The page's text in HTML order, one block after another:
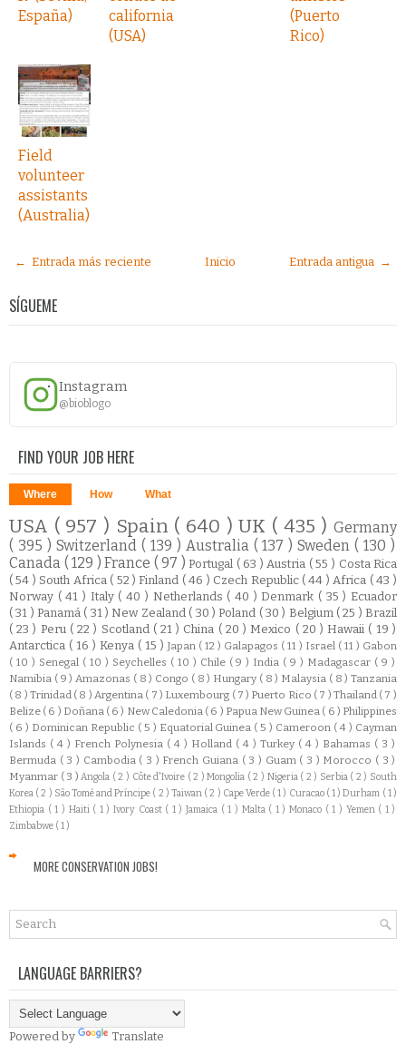
España)
california
(USA)
(Puerto
Rico)
Field
volunteer
assistants
(Australia)
← Entrada más reciente Entrada antigua →
Inicio
SÍGUEME
Instagram
@bioblogo
FIND YOUR JOB HERE
Where How What
USA ( 957 ) Spain ( 640 )UK ( 435 )Germany
( 395 ) Switzerland ( 139 ) Australia ( 137 )Sweden( 130 )
Canada ( 129 )France ( 97 )Portugal ( 63 ) Austria ( 55 ) Costa Rica
( 54 ) South Africa ( 52 )Finland ( 46 ) Czech Republic ( 44 ) Africa ( 43 )
Norway ( 41 ) Italy ( 40 ) Netherlands ( 40 )Denmark ( 35 ) Ecuador
( 31 )Panamá ( 31 ) New Zealand ( 30 )Poland ( 30 ) Belgium ( 25 )Brazil
( 23 ) Peru ( 22 ) Scotland ( 21 ) China ( 20 ) Mexico ( 20 )Hawaii ( 19 )
Antarctica ( 16 ) Kenya ( 15 ) Japan ( 12 ) Galapagos ( 11 ) Israel ( 11 ) Gabon
( 10 ) Senegal ( 10 ) Seychelles ( 10 ) Chile ( 9 ) India ( 9 ) Madagascar ( 9 )
Namibia ( 9 ) Amazonas ( 8 ) Congo ( 8 ) Hungary ( 8 ) Malaysia ( 8 ) Tanzania
( 8 ) Trinidad ( 8 )Argentina ( 7 ) Luxembourg ( 7 ) Puerto Rico ( 7 ) Thailand ( 7 )
Belize ( 6 ) Doñana ( 6 ) New Caledonia ( 6 ) Papua New Guinea ( 6 ) Philippines
( 6 ) Dominican Republic ( 5 ) Equatorial Guinea ( 5 ) Cameroon ( 4 ) Cayman
Islands ( 4 ) French Polynesia ( 4 ) Holland ( 4 ) Turkey ( 4 ) Bahamas ( 3 )
Bermuda ( 3 ) Cambodia ( 3 ) French Guiana ( 3 ) Guam ( 3 ) Morocco ( 3 )
Myanmar ( 3 )Angola ( 2 ) Côte d'Ivoire ( 2 )Mongolia ( 2 ) Nigeria ( 2 ) Serbia ( 2 ) South
Korea ( 2 ) São Tomé and Príncipe ( 2 ) Taiwan ( 2 ) Cape Verde ( 1 ) Curacao ( 1 )Durham ( 1 )
Ethiopia ( 1 ) Haiti ( 1 ) Ivory Coast ( 1 )Jamaica ( 1 ) Malta ( 1 )Monaco ( 1 ) Yemen ( 1 )
Zimbabwe ( 1 )
MORE CONSERVATION JOBS!
LANGUAGE BARRIERS?
Powered by Translate